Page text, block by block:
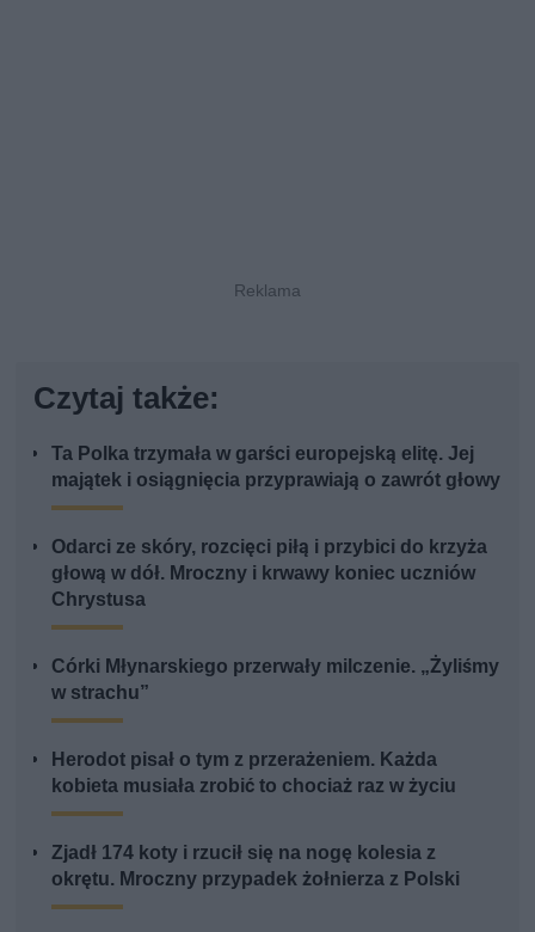
Czytaj także:
Ta Polka trzymała w garści europejską elitę. Jej
majątek i osiągnięcia przyprawiają o zawrót głowy
Odarci ze skóry, rozcięci piłą i przybici do krzyża
głową w dół. Mroczny i krwawy koniec uczniów
Chrystusa
Córki Młynarskiego przerwały milczenie. „Żyliśmy
w strachu”
Herodot pisał o tym z przerażeniem. Każda
kobieta musiała zrobić to chociaż raz w życiu
Zjadł 174 koty i rzucił się na nogę kolesia z
okrętu. Mroczny przypadek żołnierza z Polski